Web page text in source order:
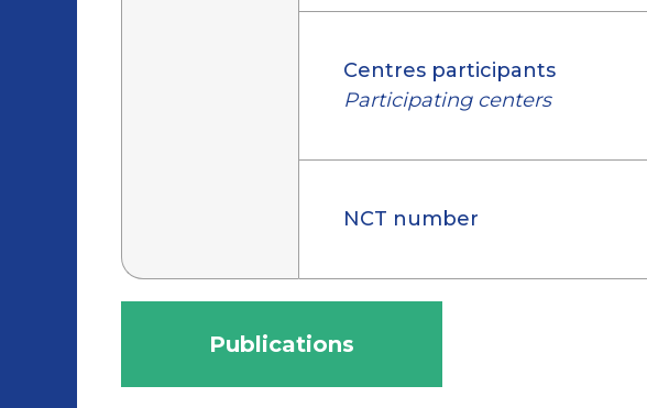
Centres participants
Participating centers
NCT number
Publications